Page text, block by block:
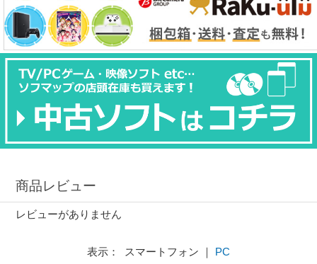
商品レビュー
レビューがありません
表示： スマートフォン ｜ PC